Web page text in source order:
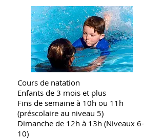
Cours de natation
Enfants de 3 mois et plus
Fins de semaine à 10h ou 11h
(préscolaire au niveau 5)
Dimanche de 12h à 13h (Niveaux 6-
10)